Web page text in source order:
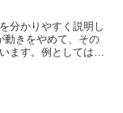
分かりやすく説明し
動きをやめて、その
ます。例としては、